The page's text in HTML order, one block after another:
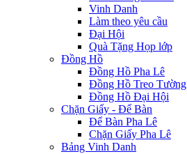
Vinh Danh
Làm theo yêu cầu
Đại Hội
Quà Tặng Họp lớp
Đồng Hồ
Đồng Hồ Pha Lê
Đồng Hồ Treo Tường
Đồng Hồ Đại Hội
Chặn Giấy - Để Bàn
Để Bàn Pha Lê
Chặn Giấy Pha Lê
Bảng Vinh Danh